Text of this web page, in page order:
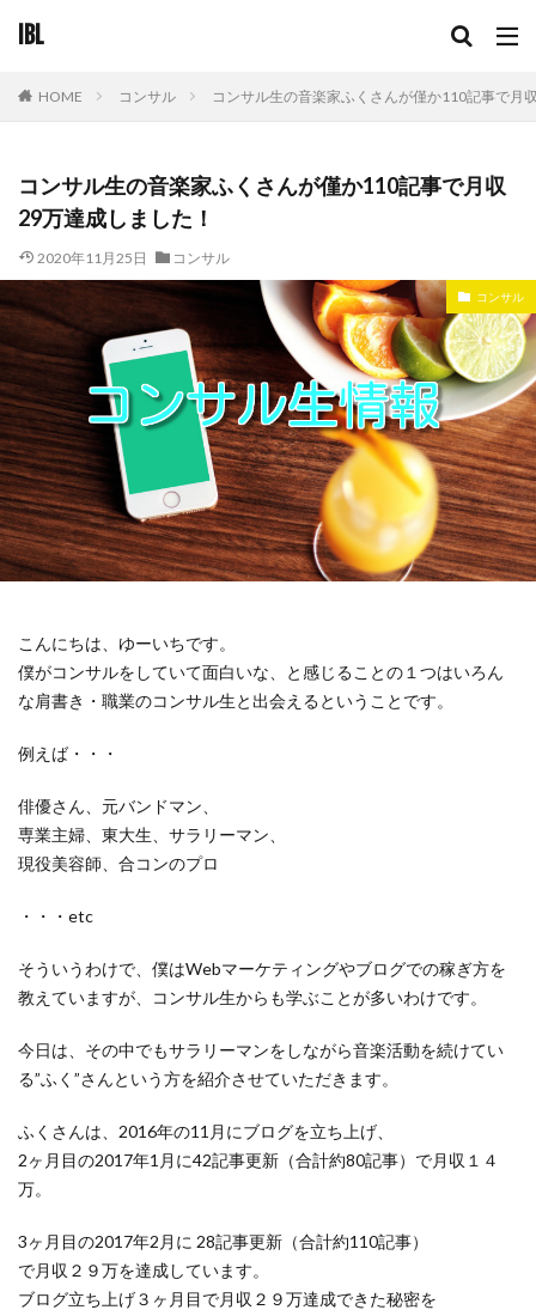
IBL
HOME コンサル コンサル生の音楽家ふくさんが僅か110記事で月
コンサル生の音楽家ふくさんが僅か110記事で月収
29万達成しました！
2020年11月25日 コンサル
コンサル
こんにちは、ゆーいちです。
僕がコンサルをしていて面白いな、と感じることの１つはいろん
な肩書き・職業のコンサル生と出会えるということです。
例えば・・・
俳優さん、元バンドマン、
専業主婦、東大生、サラリーマン、
現役美容師、合コンのプロ
・・・etc
そういうわけで、僕はWebマーケティングやブログでの稼ぎ方を
教えていますが、コンサル生からも学ぶことが多いわけです。
今日は、その中でもサラリーマンをしながら音楽活動を続けてい
る”ふく”さんという方を紹介させていただきます。
ふくさんは、2016年の11月にブログを立ち上げ、
2ヶ月目の2017年1月に42記事更新（合計約80記事）で月収１４
万。
3ヶ月目の2017年2月に 28記事更新（合計約110記事）
で月収２９万を達成しています。
ブログ立ち上げ３ヶ月目で月収２９万達成できた秘密を